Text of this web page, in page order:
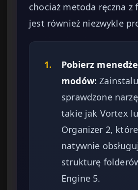
chociaż metoda ręczna z
jest również niezwykle
1.
Pobierz
modów:
sprawdzone
takie jak Vortex
Organizer 2, które
natywnie
strukturę
Engine 5.